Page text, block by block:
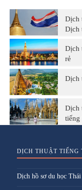
Dịch
Dịch
Dịch
rẻ
Dịch
Dịch
tiếng
DỊCH THUẬT TIẾNG
Dịch hồ sơ du học Thái